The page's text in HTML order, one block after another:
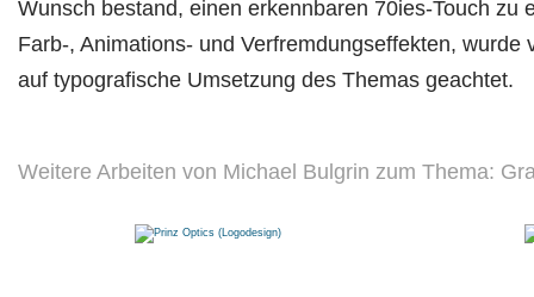
Wunsch bestand, einen erkennbaren 70ies-Touch zu
Farb-, Animations- und Verfremdungseffekten, wurde
auf typografische Umsetzung des Themas geachtet.
Weitere Arbeiten von Michael Bulgrin zum Thema: